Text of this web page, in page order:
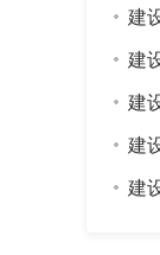
建
建
建
建
建